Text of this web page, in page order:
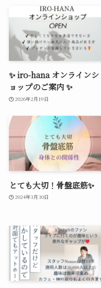
✨ iro-hana オンラインシ
ョップのご案内 ✨
2026年2月19日
とても大切！骨盤底筋✨
2024年3月30日